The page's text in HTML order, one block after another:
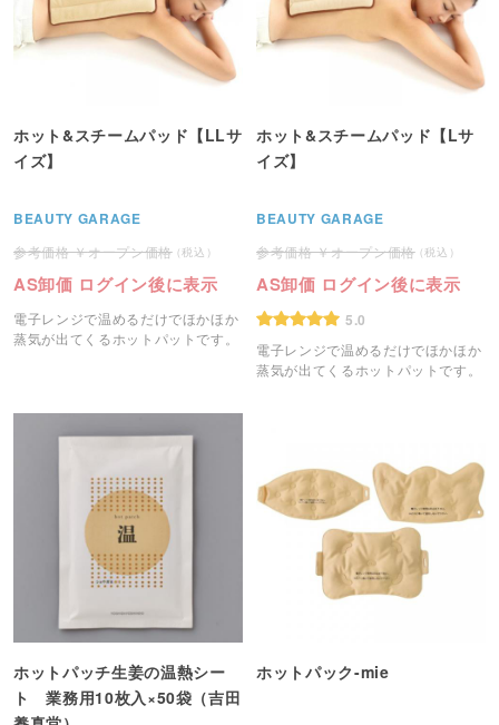
ホット&スチームパッド【LLサ
イズ】
BEAUTY GARAGE
オープン価格
AS卸価 ログイン後に表示
電子レンジで温めるだけでほかほか
蒸気が出てくるホットパットです。
ホット&スチームパッド【Lサ
イズ】
BEAUTY GARAGE
オープン価格
AS卸価 ログイン後に表示
5.0
電子レンジで温めるだけでほかほか
蒸気が出てくるホットパットです。
ホットパッチ生姜の温熱シー
ト 業務用10枚入×50袋（吉田
ホットパック-mie